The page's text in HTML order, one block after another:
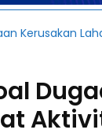
Kerusakan